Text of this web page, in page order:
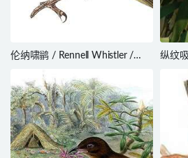
伦纳啸鹟 / Rennell Whistler /
纵纹